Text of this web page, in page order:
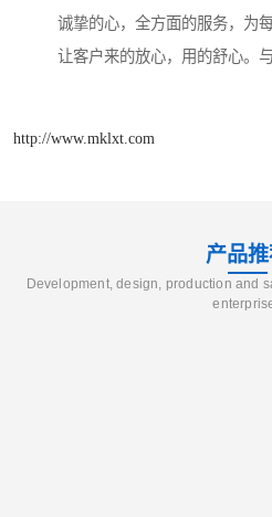
诚挚的心，全方面的服务，为
让客户来的放心，用的舒心。
http://www.mklxt.com
产品
Development, design, production and